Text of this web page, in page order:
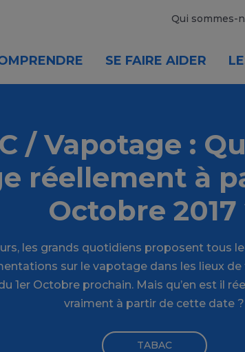
Qui sommes-
SE FAIRE AIDER
/ Vapotage :
réellement à
Octobre 2017
les grands quotidiens proposent tous
sur le vapotage dans les lieux
1er Octobre prochain. Mais qu’en est il
vraiment à partir de cette date ?
TABAC